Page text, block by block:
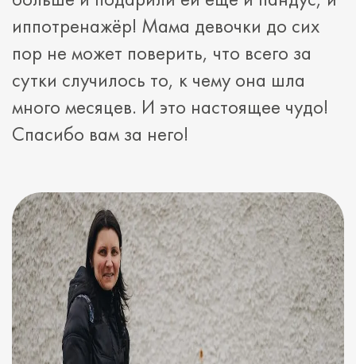
иппотренажёр! Мама девочки до сих
пор не может поверить, что всего за
сутки случилось то, к чему она шла
много месяцев. И это настоящее чудо!
Спасибо вам за него!